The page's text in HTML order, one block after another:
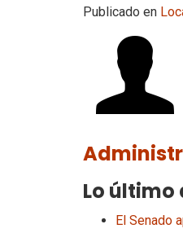
Publicado en
Lo
El Senado